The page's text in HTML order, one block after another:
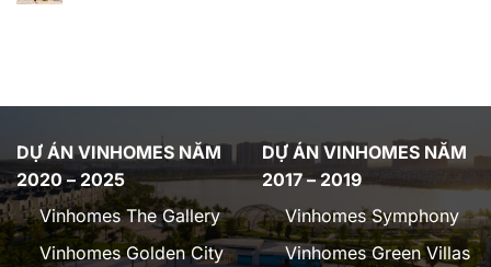
DỰ ÁN VINHOMES NĂM
2020 – 2025
Vinhomes The Gallery
Vinhomes Golden City
DỰ ÁN VINHOMES NĂM
2017 – 2019
Vinhomes Symphony
Vinhomes Green Villas